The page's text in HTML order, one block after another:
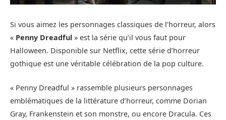
Si vous aimez les personnages classiques de l’horreur, alors
« Penny Dreadful » est la série qu’il vous faut pour
Halloween. Disponible sur Netflix, cette série d’horreur
gothique est une véritable célébration de la pop culture.
« Penny Dreadful » rassemble plusieurs personnages
emblématiques de la littérature d’horreur, comme Dorian
Gray, Frankenstein et son monstre, ou encore Dracula. Ces